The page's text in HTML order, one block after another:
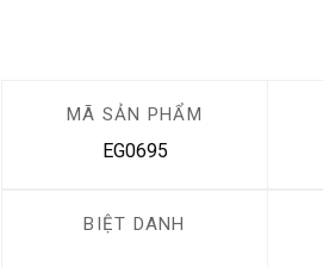
MÃ SẢN PHẨM
EG0695
BIỆT DANH